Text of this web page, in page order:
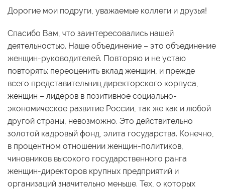
Дорогие мои подруги, уважаемые коллеги и друзья!
Спасибо Вам, что заинтересовались нашей
деятельностью. Наше объединение – это объединение
женщин-руководителей. Повторяю и не устаю
повторять: переоценить вклад женщин, и прежде
всего представительниц директорского корпуса,
женщин – лидеров в позитивное социально-
экономическое развитие России, так же как и любой
другой страны, невозможно. Это действительно
золотой кадровый фонд, элита государства. Конечно,
в процентном отношении женщин-политиков,
чиновников высокого государственного ранга
женщин-директоров крупных предприятий и
организаций значительно меньше. Тех, о которых